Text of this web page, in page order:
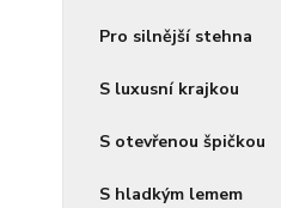
Pro silnější stehna
S luxusní krajkou
S otevřenou špičkou
S hladkým lemem